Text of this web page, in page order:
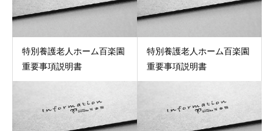
特別養護老人ホーム百楽園
重要事項説明書
特別養護老人ホーム百楽園
重要事項説明書